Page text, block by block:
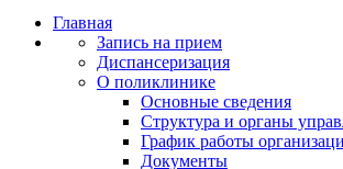
Главная
Запись на прием
Диспансеризация
О поликлинике
Основные сведения
Структура и органы
График работы
Документы